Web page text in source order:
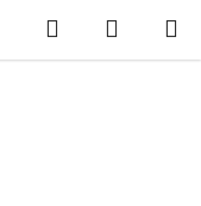
Hledat
KOŠÍK